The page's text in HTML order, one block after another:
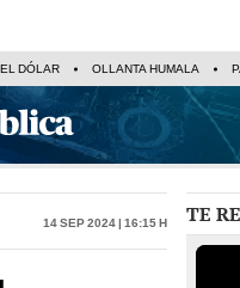
DÓLAR OLLANTA HUMALA
14 Sep 2024 | 16:15 h TE